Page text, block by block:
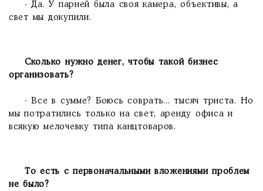
- Да. У парней была своя камера, объективы, а
свет мы докупили.
Сколько нужно денег, чтобы такой бизнес
организовать?
- Все в сумме? Боюсь соврать... тысяч триста. Но
мы потратились только на свет, аренду офиса и
всякую мелочевку типа канцтоваров.
То есть с первоначальными вложениями проблем
не было?